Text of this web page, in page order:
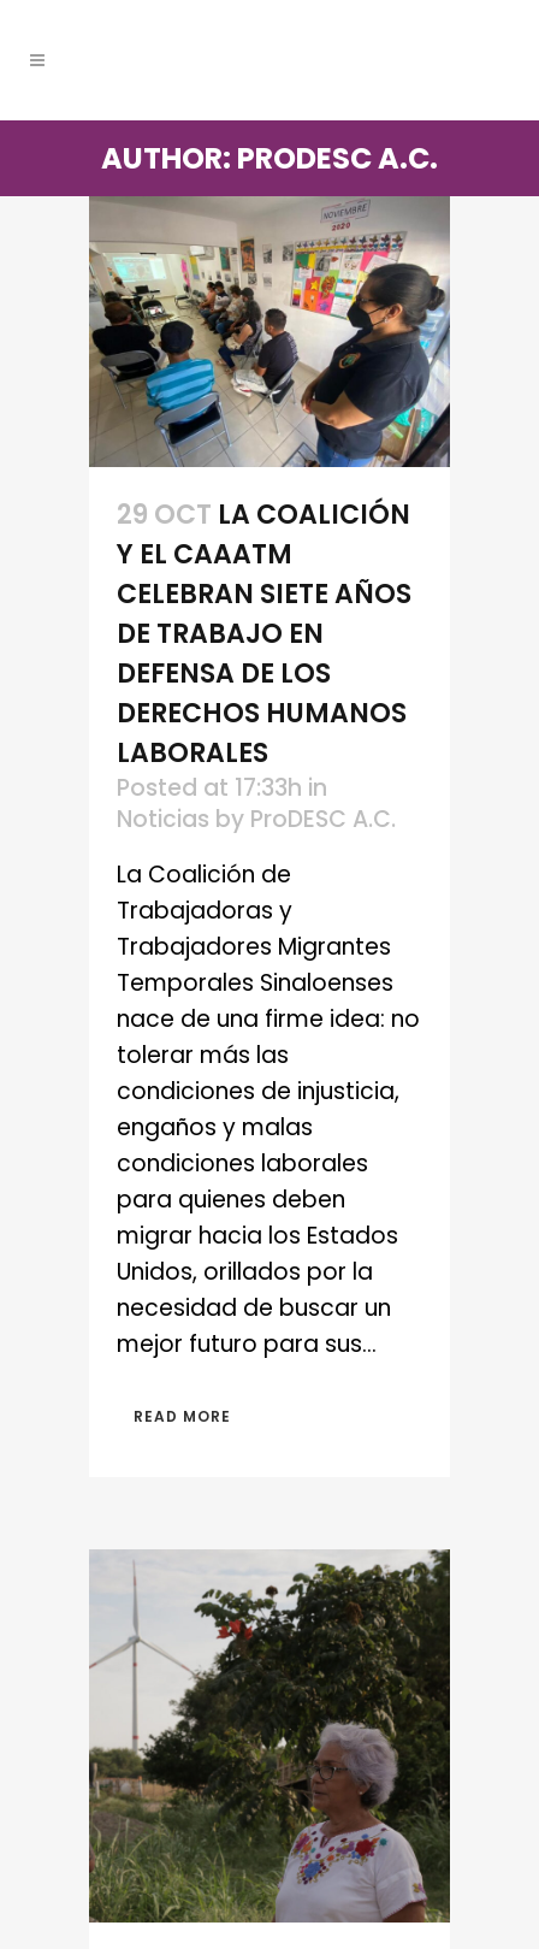
AUTHOR: PRODESC A.C.
29 OCT LA COALICIÓN
Y EL CAAATM
CELEBRAN SIETE AÑOS
DE TRABAJO EN
DEFENSA DE LOS
DERECHOS HUMANOS
LABORALES
Posted at 17:33h in
Noticias by ProDESC A.C.
La Coalición de
Trabajadoras y
Trabajadores Migrantes
Temporales Sinaloenses
nace de una firme idea: no
tolerar más las
condiciones de injusticia,
engaños y malas
condiciones laborales
para quienes deben
migrar hacia los Estados
Unidos, orillados por la
necesidad de buscar un
mejor futuro para sus...
READ MORE